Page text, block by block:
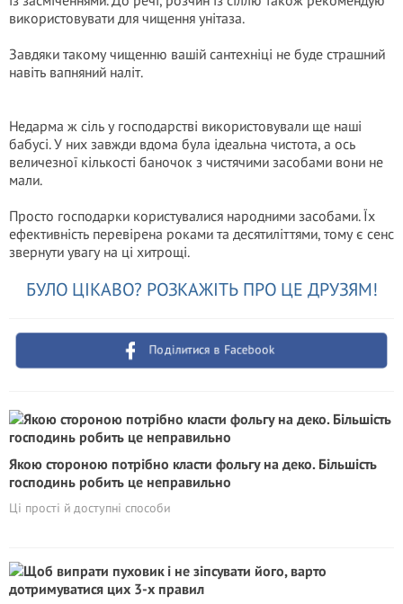
використовувати для чищення унітаза.
Завдяки такому чищенню вашій сантехніці не буде страшний
навіть вапняний наліт.
Недарма ж сіль у господарстві використовували ще наші
бабусі. У них завжди вдома була ідеальна чистота, а ось
величезної кількості баночок з чистячими засобами вони не
мали.
Просто господарки користувалися народними засобами. Їх
ефективність перевірена роками та десятиліттями, тому є сенс
звернути увагу на ці хитрощі.
БУЛО ЦІКАВО? РОЗКАЖІТЬ ПРО ЦЕ ДРУЗЯМ!
Поділитися в Facebook
Якою стороною потрібно класти фольгу на деко. Більшість
господинь робить це неправильно
Ці прості й доступні способи